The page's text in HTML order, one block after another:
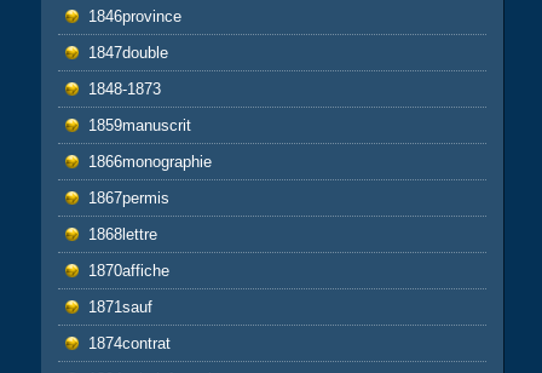
1846province
1847double
1848-1873
1859manuscrit
1866monographie
1867permis
1868lettre
1870affiche
1871sauf
1874contrat